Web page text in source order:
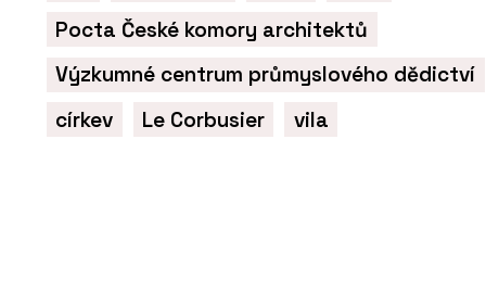
Pocta České komory architektů
Výzkumné centrum průmyslového dědictví
církev
Le Corbusier vila